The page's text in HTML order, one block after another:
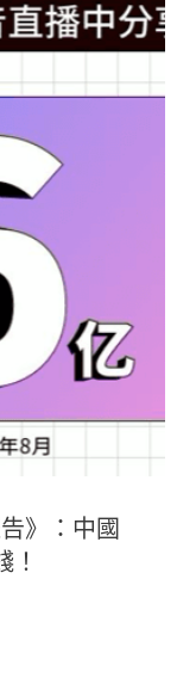
》：中國